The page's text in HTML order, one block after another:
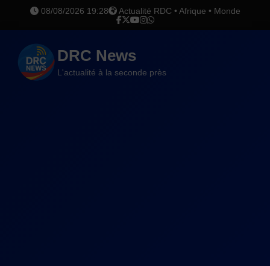
08/08/2026 19:28 Actualité RDC • Afrique • Monde
DRC News
L'actualité à la seconde près